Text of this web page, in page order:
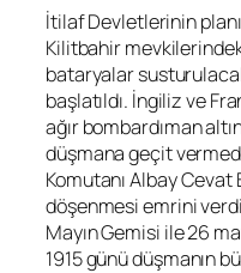
İtilaf Devletlerinin
Kilitbahir
bataryalar
başlatıldı. İngiliz ve
ağır bombardıman
düşmana geçit
Komutanı Albay Cevat
döşenmesi emrini
Mayın Gemisi ile 26
1915 günü düşmanın